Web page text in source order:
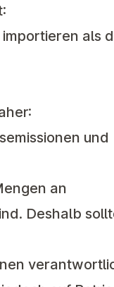
als
und
an
Deshalb